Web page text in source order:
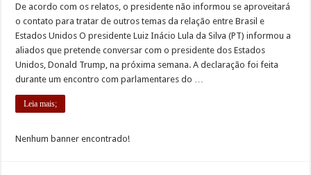
De acordo com os relatos, o presidente não informou se aproveitará
o contato para tratar de outros temas da relação entre Brasil e
Estados Unidos O presidente Luiz Inácio Lula da Silva (PT) informou a
aliados que pretende conversar com o presidente dos Estados
Unidos, Donald Trump, na próxima semana. A declaração foi feita
durante um encontro com parlamentares do …
Leia mais;
Nenhum banner encontrado!